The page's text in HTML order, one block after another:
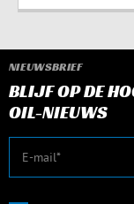
NIEUWSBRIEF
BLIJF OP DE
OIL-NIEUWS
E-mail